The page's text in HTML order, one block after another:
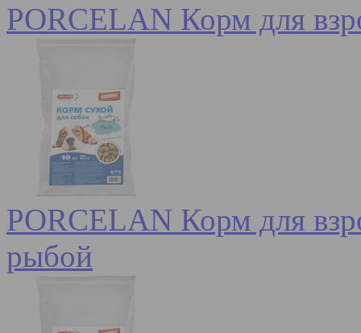
PORCELAN Корм для
PORCELAN Корм для
рыбой